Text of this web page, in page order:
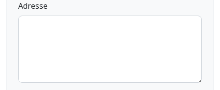
Adresse